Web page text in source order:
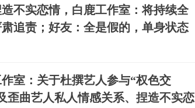
不实恋情，白鹿工作室：将持续全
肃追责；好友：全是假的，单身状态
室：关于杜撰艺人参与“权色交
歪曲艺人私人情感关系、捏造不实恋